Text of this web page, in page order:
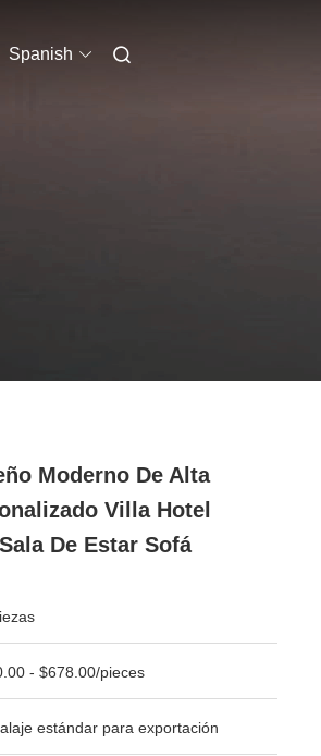
Spanish
Moderno De Alta
Villa Hotel
De Estar Sofá
- $678.00/pieces
estándar para exportación